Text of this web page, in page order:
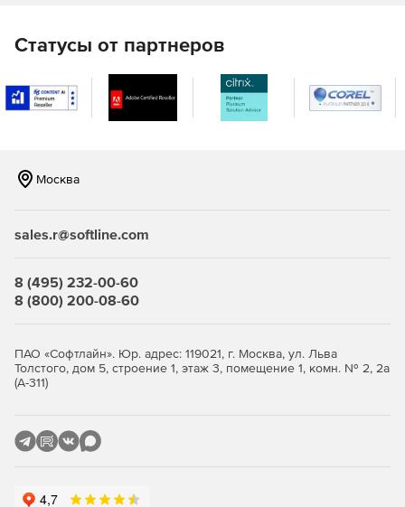
Мониторинг пользовательских интерфейсов между
командами Microsoft, Skype для бизнеса в Интернете и
Skype для бизнес-серверов.
Analytics, чтобы можно было просматривать и
При параллельной миграции новый сервер под
котором установлена предыдущая версия (Skype для
Business Server 2015 или Lync Server 2013), а затем
операции с новым сервером могут быть перенесены.
серверы.
Статусы от партнеров
Москва
sales.r@softline.com
8 (495) 232-00-60
8 (800) 200-08-60
ПАО «Софтлайн». Юр. адрес: 119021, г. Москва, ул. Льва
Толстого, дом 5, строение 1, этаж 3, помещение 1, комн. № 2, 2а
(А-311)